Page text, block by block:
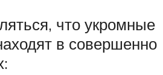
что укромные
в совершенно